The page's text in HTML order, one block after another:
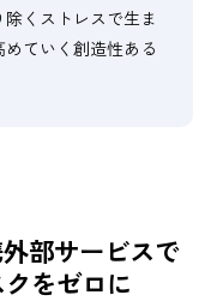
くストレスで生ま
ていく創造性ある
部サービスで
をゼロに